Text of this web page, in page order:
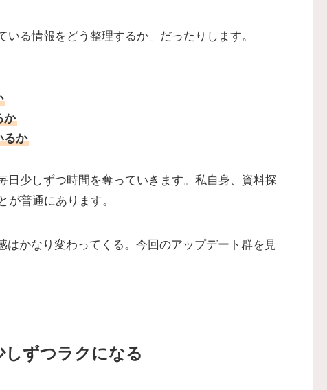
る情報をどう整理するか」だったりします。
か
るか
少しずつ時間を奪っていきます。私自身、資料探
が普通にあります。
かなり変わってくる。今回のアップデート群を見
しずつラクになる